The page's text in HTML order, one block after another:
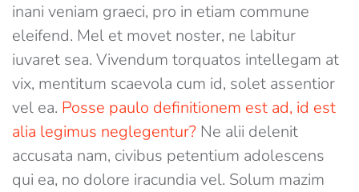
inani veniam graeci, pro in etiam commune
eleifend. Mel et movet noster, ne labitur
iuvaret sea. Vivendum torquatos intellegam at
vix, mentitum scaevola cum id, solet assentior
vel ea. Posse paulo definitionem est ad, id est
alia legimus neglegentur? Ne alii delenit
accusata nam, civibus petentium adolescens
qui ea, no dolore iracundia vel. Solum mazim